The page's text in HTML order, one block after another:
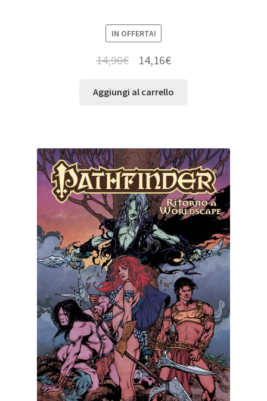
IN OFFERTA!
14,90€ 14,16€
Aggiungi al carrello